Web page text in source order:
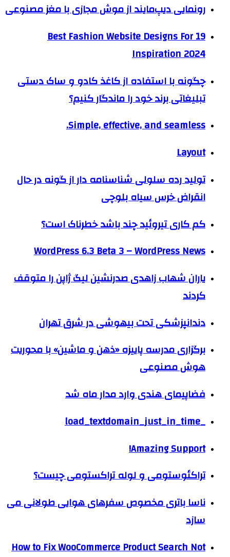
رونمایی دیپ‌مایند از موش مجازی با مغز مصنوعی
19 Best Fashion Website Designs For
Inspiration 2024
چگونه با استفاده از کاغذ کادو و ساک دستی
تبلیغاتی برند خود را ماندگار کنیم؟
Simple, effective, and seamless.
Layout
تولید رده سلولی شناسنامه دار از گونه در حال
انقراض خرس سیاه بلوچی
کم کاری تیروئید چند باشد خطرناک است؟
WordPress 6.3 Beta 3 – WordPress News
یاران شهاب زاهدی صدرنشین لیگ ژاپن را متوقف
کردند
دندانپزشکی تحت بیهوشی در شرق تهران
برگزاری مدرسه پاییزه «ذهن و ماشین» با محوریت
هوش مصنوعی
فضاپیمای هندی وارد مدار ماه شد
_load_textdomain_just_in_time
Amazing Support!
تراکئوستومی و لوله تراکستومی چیست؟
ناسا باتری مخصوص سفرهای هوایی طولانی می
سازد
How to Fix WooCommerce Product Search Not